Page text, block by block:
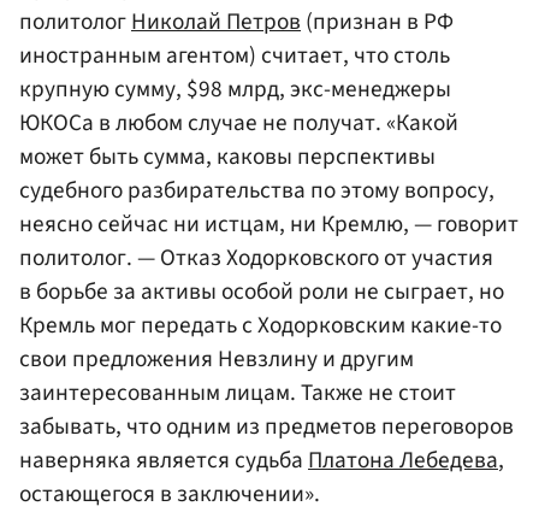
политологНиколай Петров(признан в РФ
иностранным агентом) считает, что столь
крупную сумму, $98 млрд, экс-менеджеры
ЮКОСа в любом случае не получат. «Какой
может быть сумма, каковы перспективы
судебного разбирательства по этому вопросу,
неясно сейчас ни истцам, ни Кремлю, — говорит
политолог. — Отказ Ходорковского от участия
в борьбе за активы особой роли не сыграет, но
Кремль мог передать с Ходорковским какие-то
свои предложения Невзлину и другим
заинтересованным лицам. Также не стоит
забывать, что одним из предметов переговоров
наверняка является судьбаПлатона Лебедева,
остающегося в заключении».